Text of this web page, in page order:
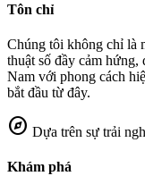
Tôn chỉ
Chúng tôi không chỉ là
thuật số đầy cảm hứng,
Nam với phong cách
bắt đầu từ đây.
explore Dựa trên sự trải
Khám phá